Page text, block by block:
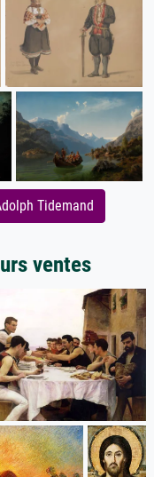
Tidemand
ventes